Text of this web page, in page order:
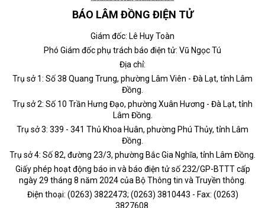
BÁO LÂM ĐỒNG ĐIỆN TỬ
Giám đốc: Lê Huy Toàn
Phó Giám đốc phụ trách báo điện tử: Vũ Ngọc Tú
Địa chỉ:
Trụ sở 1: Số 38 Quang Trung, phường Lâm Viên - Đà Lạt, tỉnh Lâm
Đồng.
Trụ sở 2: Số 10 Trần Hưng Đạo, phường Xuân Hương - Đà Lạt, tỉnh
Lâm Đồng.
Trụ sở 3: 339 - 341 Thủ Khoa Huân, phường Phú Thủy, tỉnh Lâm
Đồng.
Trụ sở 4: Số 82, đường 23/3, phường Bắc Gia Nghĩa, tỉnh Lâm Đồng.
Giấy phép hoạt động báo in và báo điện tử số 232/GP-BTTT cấp
ngày 29 tháng 8 năm 2024 của Bộ Thông tin và Truyền thông.
Điện thoại: (0263) 3822473; (0263) 3810443 - Fax: (0263)
3827608.